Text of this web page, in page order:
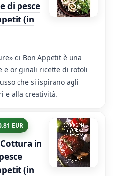
di pesce
(in
di Bon Appetit è una
e originali ricette di rotoli
che si ispirano agli
e alla creatività.
EUR
in
(in